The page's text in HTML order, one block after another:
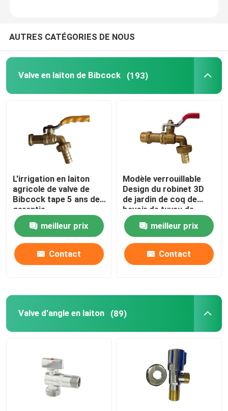
AUTRES CATÉGORIES DE NOUS
Valve en laiton de Bibcock (193)
L'irrigation en laiton
agricole de valve de
Bibcock tape 5 ans de
garantie
meilleur prix
Contact
Modèle verrouillable
Design du robinet 3D
de jardin de coq de
bavoir de tuyau de
l'hôtel 120gram
1/2inchmeilleur prix
Contact
Valve d'angle en laiton (89)